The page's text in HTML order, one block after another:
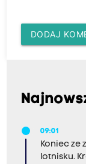
DODAJ
09:01
Koniec ze
lotnisku.